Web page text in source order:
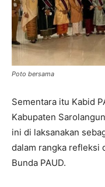
Poto bersama
Sementara itu Kabid
Kabupaten
ini di laksanakan
dalam rangka refleksi
Bunda PAUD.